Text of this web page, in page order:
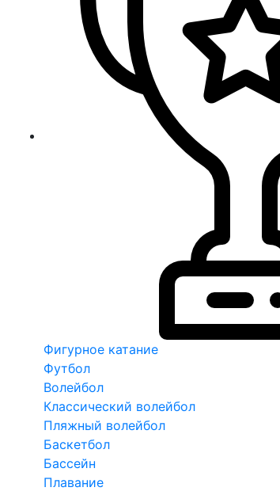
Фигурное катание
Футбол
Волейбол
Классический волейбол
Пляжный волейбол
Баскетбол
Бассейн
Плавание